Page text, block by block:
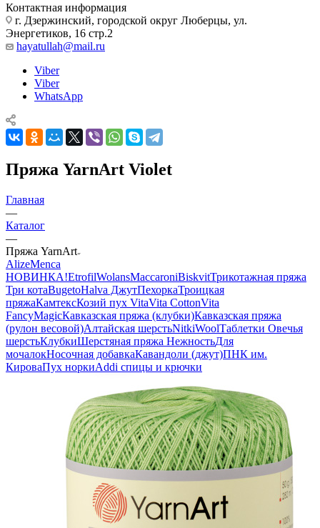
Контактная информация
г. Дзержинский, городской округ Люберцы, ул.
Энергетиков, 16 стр.2
hayatullah@mail.ru
Viber
Viber
WhatsApp
Пряжа YarnArt Violet
Главная
—
Каталог
—
Пряжа YarnArt
AlizeMenca
НОВИНКА!EtrofilWolansMaccaroniBiskvitТрикотажная пряжа
Три котаBugetoHalva ДжутПехоркаТроицкая
пряжаКамтексКозий пух VitaVita CottonVita
FancyMagicКавказская пряжа (клубки)Кавказская пряжа
(рулон весовой)Алтайская шерстьNitkiWoolТаблетки Овечья
шерстьКлубкиШерстяная пряжа НежностьДля
мочалокНосочная добавкаКавандоли (джут)ПНК им.
КироваПух норкиAddi спицы и крючки